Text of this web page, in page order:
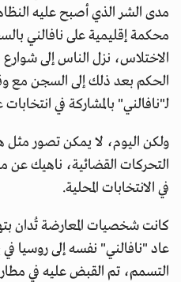
الاختلاس، نزل الناس إلى
الحكم بعد ذلك إلى السجن مع
لـ"نافالني" بالمشاركة في
ولكن اليوم، لا يمكن تصور مثل
التحركات القضائية، ناهيك
في الانتخابات المحلية.
كانت شخصيات المعارضة تُدان
التسمم، تم القبض عليه في